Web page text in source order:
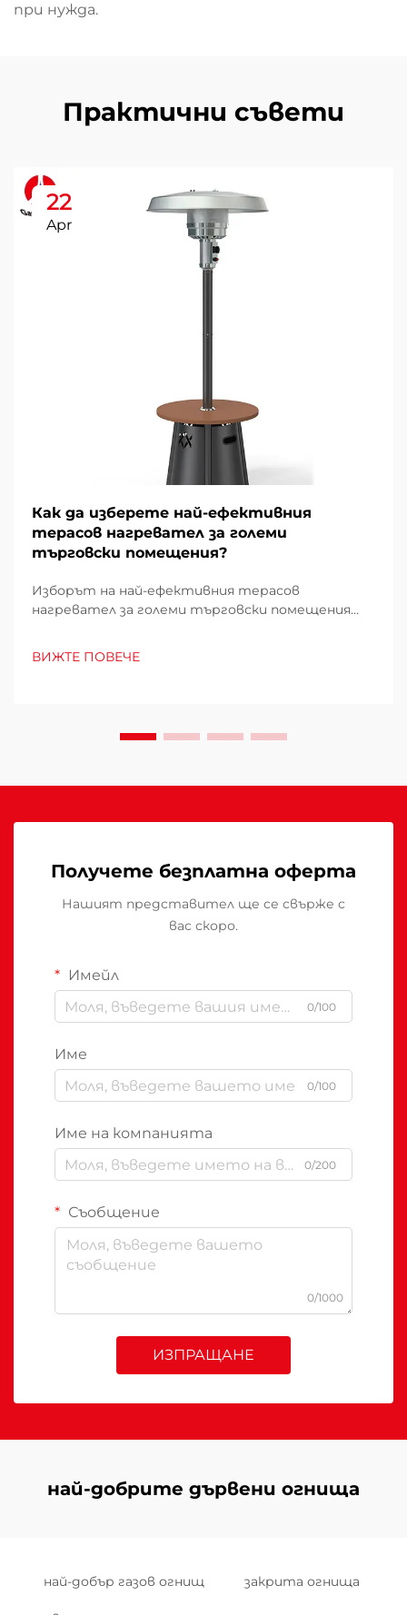
при нужда.
Практични съвети
22
Apr
Как да изберете най-ефективния
терасов нагревател за големи
търговски помещения?
Изборът на най-ефективния терасов
нагревател за големи търговски помещения
експлоатационните разходи, удобството на
ВИЖТЕ ПОВЕЧЕ
Получете безплатна оферта
Нашият представител ще се свърже с
вас скоро.
Имейл
0/100
Име
0/100
Име на компанията
0/200
Съобщение
0/1000
ИЗПРАЩАНЕ
най-добрите дървени огнища
най-добър газов огнищ закрита огнища